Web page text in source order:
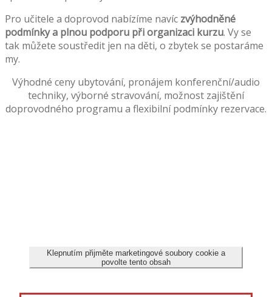
Pro učitele a doprovod nabízíme navíc zvýhodněné
podmínky a plnou podporu při organizaci kurzu. Vy se
tak můžete soustředit jen na děti, o zbytek se postaráme
my.
Výhodné ceny ubytování, pronájem konferenční/audio
techniky, výborné stravování, možnost zajištění
doprovodného programu a flexibilní podmínky rezervace.
Klepnutím přijměte marketingové soubory cookie a
povolte tento obsah